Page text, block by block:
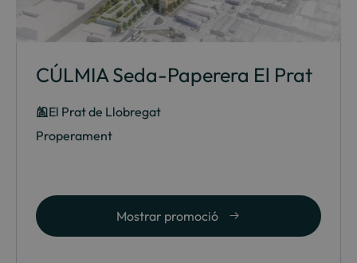
CÚLMIA Seda-Paperera El Prat
El Prat de Llobregat
Properament
Mostrar promoció